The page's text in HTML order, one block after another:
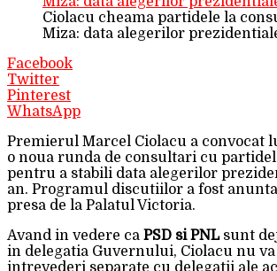
Ciolacu cheama partidele la
Miza: data alegerilor
Facebook
Twitter
Pinterest
WhatsApp
Premierul Marcel Ciolacu a convocat
o noua runda de consultari cu
pentru a stabili data alegerilor
an. Programul discutiilor a fost
presa de la Palatul Victoria.
Avand in vedere ca PSD si PNLsunt
in delegatia Guvernului, Ciolacu nu va
intrevederi separate cu delegatii ale